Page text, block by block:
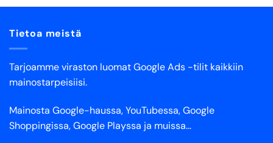
Tietoa meistä
Tarjoamme viraston luomat Google Ads -tilit kaikkiin
mainostarpeisiisi.
Mainosta Google-haussa, YouTubessa, Google
Shoppingissa, Google Playssa ja muissa...